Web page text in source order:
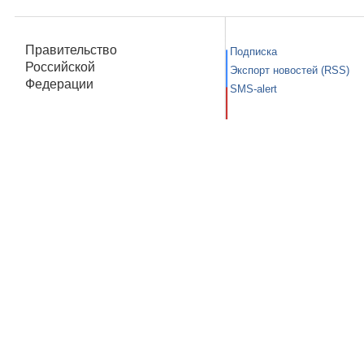
Правительство
Российской
Федерации
Подписка
Экспорт новостей (RSS)
SMS-alert